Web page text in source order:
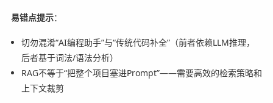
易错点提示：
切勿混淆“AI编程助手”与“传统代码补全”（前者依赖LLM推理，
后者基于词法/语法分析）
RAG不等于“把整个项目塞进Prompt”——需要高效的检索策略和
上下文裁剪